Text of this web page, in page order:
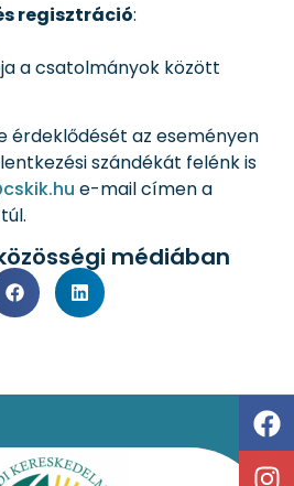
regisztráció:
a csatolmányok között
az eseményen
szándékát felénk is
e-mail címen a
médiában